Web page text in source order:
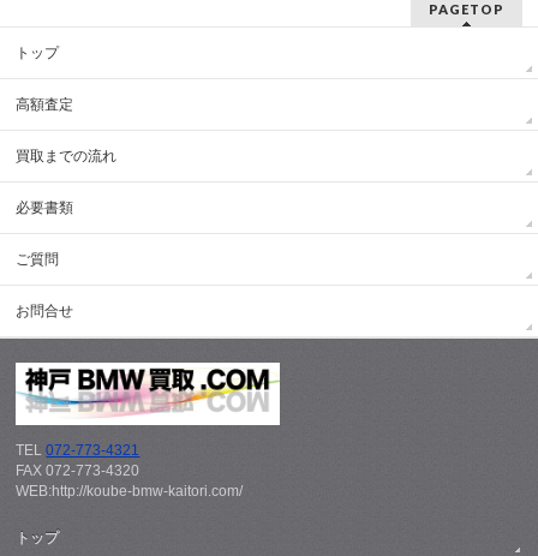
PAGETOP
トップ
高額査定
買取までの流れ
必要書類
ご質問
お問合せ
TEL072-773-4321
FAX 072-773-4320
WEB:http://koube-bmw-kaitori.com/
トップ